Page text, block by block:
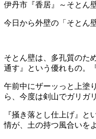
伊丹市『香居』～そとん
今日から外壁の「そとん
そとん壁は、多孔質のた
通す』という優れもの。
午前中にザーッっと上塗
ら、今度は剣山でガリガ
『掻き落とし仕上げ』と
情が、土の持つ風合いを